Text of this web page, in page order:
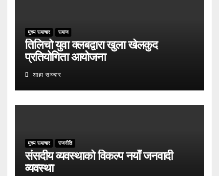
मुख्य समाचार समाज
तिलिचो युवा क्लबद्वारा खुला खेलकुद
प्रतियोगिता आयोजना
आहा सञ्चार
मुख्य समाचार राजनीति
संसदीय व्यवस्थाको विकल्प नयाँ जनवादी
व्यवस्था